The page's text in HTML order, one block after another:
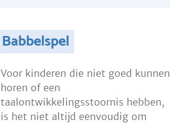
Babbelspel
Voor kinderen die niet goed kunnen
horen of een
taalontwikkelingsstoornis hebben,
is het niet altijd eenvoudig om